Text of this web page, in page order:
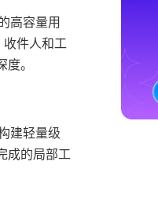
高容量用
收件人和工
。
建轻量级
成的局部工